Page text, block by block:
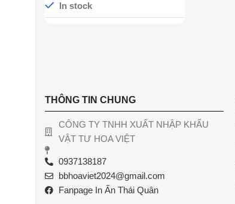
In stock
THÔNG TIN CHUNG
CÔNG TY TNHH XUẤT NHẬP KHẨU
VẬT TƯ HOA VIỆT
0937138187
bbhoaviet2024@gmail.com
Fanpage In Ấn Thái Quân